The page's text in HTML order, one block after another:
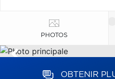
PHOTOS
OBTENIR